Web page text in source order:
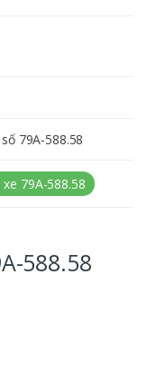
79A-588.58
79A-588.58
588.58